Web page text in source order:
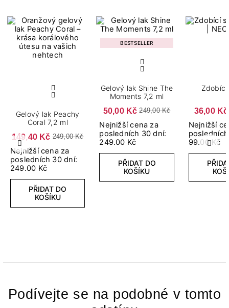
Předchozí Další
Gelový lak Peachy
Coral 7,2 ml
149,40 Kč 249,00 Kč
Nejnižší cena za
posledních 30 dní:
249.00 Kč
PŘIDAT DO
KOŠÍKU
BESTSELLER
Gelový lak Shine The
Moments 7,2 ml
50,00 Kč 249,00 Kč
Nejnižší cena za
posledních 30 dní:
249.00 Kč
PŘIDAT DO
KOŠÍKU
Zdobící
36,00 Kč
Nejnižší
99.00 Kč
Podívejte se na podobné v tomto